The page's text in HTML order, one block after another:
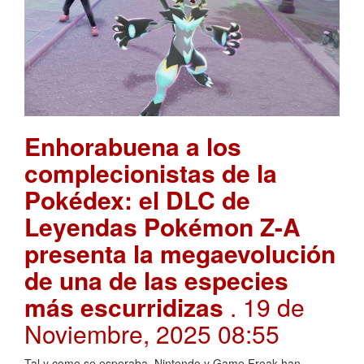
Enhorabuena a los
complecionistas de la
Pokédex: el DLC de
Leyendas Pokémon Z-A
presenta la megaevolución
de una de las especies
más escurridizas . 19 de
Noviembre, 2025 08:55